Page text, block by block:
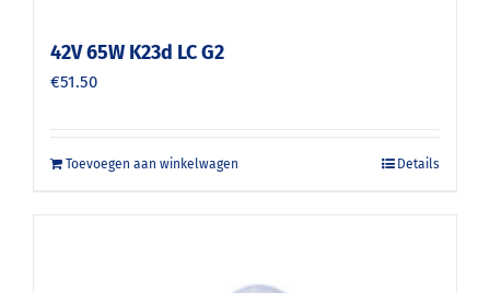
42V 65W K23d LC G2
€51.50
Toevoegen aan winkelwagen Details